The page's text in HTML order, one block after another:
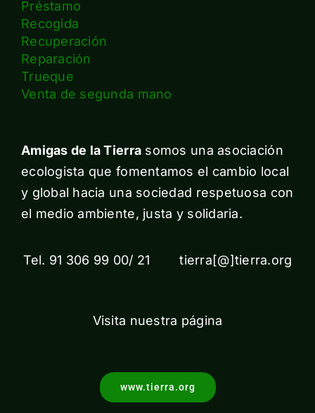
Préstamo
Recogida
Recuperación
Reparación
Trueque
Venta de segunda mano
Amigas de la Tierra somos una asociación
ecologista que fomentamos el cambio local
y global hacia una sociedad respetuosa con
el medio ambiente, justa y solidaria.
Tel. 91 306 99 00/ 21 tierra[@]tierra.org
Visita nuestra página
www.tierra.org